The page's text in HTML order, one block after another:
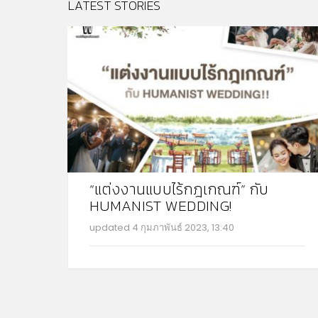
LATEST STORIES
“แต่งงานแบบไร้กฎเกณฑ์” กับ
HUMANIST WEDDING!
updated 4 กุมภาพันธ์ 2023, 13:40